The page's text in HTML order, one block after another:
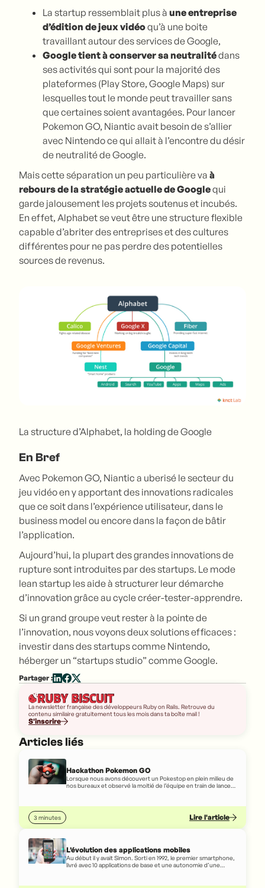
Articles liés
Hackathon Pokemon GO
Lorsque nous avons découvert un Pokestop en plein milieu de
nos bureaux et observé la moitié de l’équipe en train de lancer
3 minutes Lire l'article
L’évolution des applications mobiles
Au début il y avait Simon. Sorti en 1992, le premier smartphone,
livré avec 10 applications de base et une autonomie d’une
commercialisée à 3.300$.
La newsletter française des développeurs Ruby on Rails. Retrouve du
contenu similaire gratuitement tous les mois dans ta boîte mail !
S'inscrire
Partager :
La startup ressemblait plus à une entreprise
d’édition de jeux vidéoqu’à une boite
travaillant autour des services de Google,
Google tient à conserver sa neutralitédans
ses activités qui sont pour la majorité des
plateformes (Play Store, Google Maps) sur
lesquelles tout le monde peut travailler sans
que certaines soient avantagées. Pour lancer
Pokemon GO, Niantic avait besoin de s’allier
avec Nintendo ce qui allait à l’encontre du désir
de neutralité de Google.
Mais cette séparation un peu particulière va à
rebours de la stratégie actuelle de Googlequi
garde jalousement les projets soutenus et incubés.
En effet, Alphabet se veut être une structure flexible
capable d’abriter des entreprises et des cultures
différentes pour ne pas perdre des potentielles
sources de revenus.
La structure d’Alphabet, la holding de Google
En Bref
Avec Pokemon GO, Niantic a uberisé le secteur du
jeu vidéo en y apportant des innovations radicales
que ce soit dans l’expérience utilisateur, dans le
business model ou encore dans la façon de bâtir
l’application.
Aujourd’hui, la plupart des grandes innovations de
rupture sont introduites par des startups. Le mode
lean startup les aide à structurer leur démarche
d’innovation grâce au cycle créer-tester-apprendre.
Si un grand groupe veut rester à la pointe de
l’innovation, nous voyons deux solutions efficaces :
investir dans des startups comme Nintendo,
héberger un “startups studio” comme Google.